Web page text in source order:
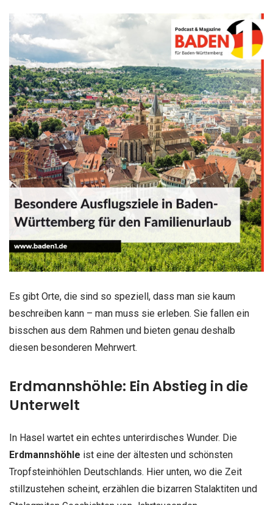
Es gibt Orte, die sind so speziell, dass man sie kaum
beschreiben kann – man muss sie erleben. Sie fallen ein
bisschen aus dem Rahmen und bieten genau deshalb
diesen besonderen Mehrwert.
Erdmannshöhle: Ein Abstieg in die
Unterwelt
In Hasel wartet ein echtes unterirdisches Wunder. Die
Erdmannshöhle ist eine der ältesten und schönsten
Tropfsteinhöhlen Deutschlands. Hier unten, wo die Zeit
stillzustehen scheint, erzählen die bizarren Stalaktiten und